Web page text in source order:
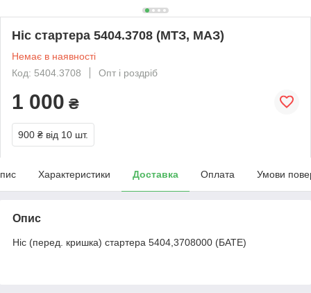
Ніс стартера 5404.3708 (МТЗ, МАЗ)
Немає в наявності
Код: 5404.3708
Опт і роздріб
1 000 ₴
900 ₴ від 10 шт.
Характеристики Доставка Оплата Умови
Опис
Ніс (перед. кришка) стартера 5404,3708000 (БАТЕ)